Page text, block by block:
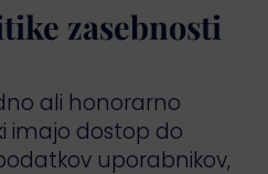
zasebnosti
ali honorarno
imajo dostop do
uporabnikov,